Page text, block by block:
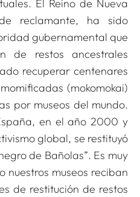
El Reino de Nueva
reclamante, ha sido
gubernamental que
de restos ancestrales
recuperar centenares
(mokomokai)
por museos del mundo.
en el año 2000 y
global, se restituyó
de Bañolas”. Es muy
nuestros museos reciban
de restitución de restos